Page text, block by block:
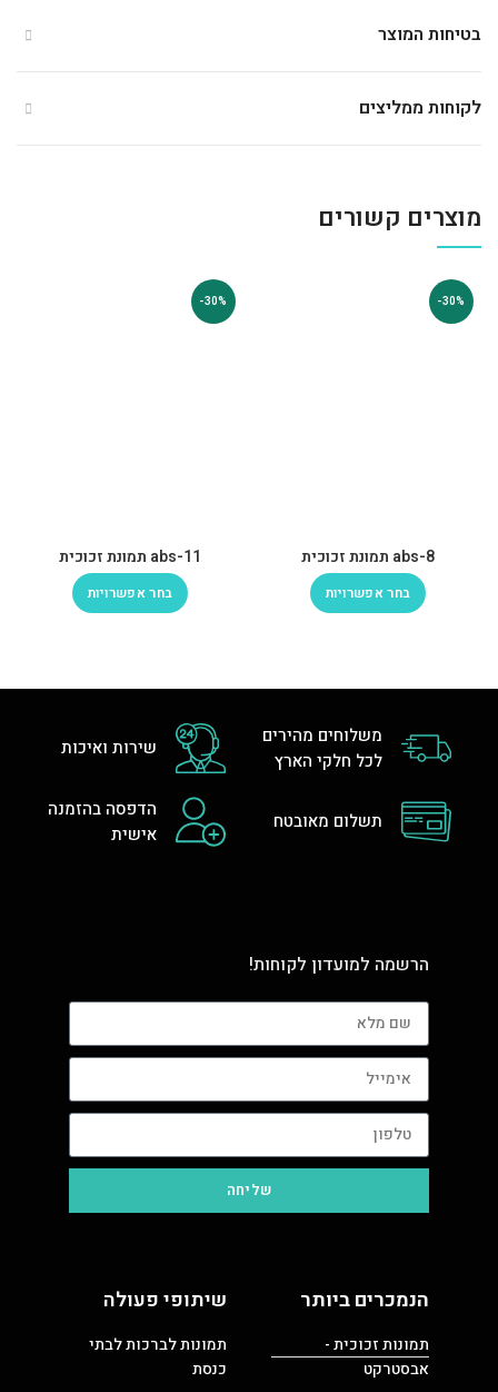
בטיחות המוצר
לקוחות ממליצים
מוצרים קשורים
-30%
abs-8 תמונת זכוכית
בחר אפשרויות
-30%
abs-11 תמונת זכוכית
בחר אפשרויות
משלוחים מהירים
לכל חלקי הארץ
שירות ואיכות
תשלום מאובטח
הדפסה בהזמנה
אישית
הרשמה למועדון לקוחות!
שליחה
הנמכרים ביותר
תמונות זכוכית -
אבסטרקט
שיתופי פעולה
תמונות לברכות לבתי
כנסת